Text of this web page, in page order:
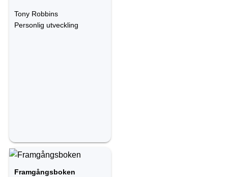
Tony Robbins
Personlig utveckling
Framgångsboken